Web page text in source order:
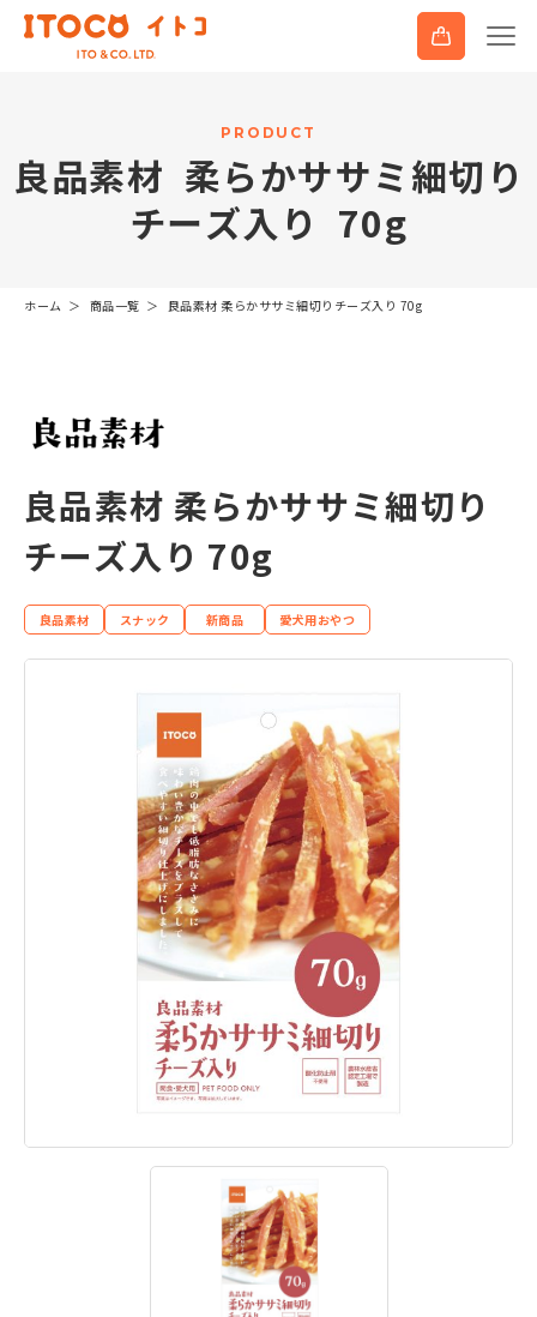
P R O D U C T
良品素材 柔らかササミ細切 り
チーズ入り 70g
ホーム 商品一覧 良品素材 柔らかササミ細切りチーズ入り 70g
良品素材 柔らかササミ細切り
チーズ入り 70g
良品素材 スナック 新商品 愛犬用おやつ